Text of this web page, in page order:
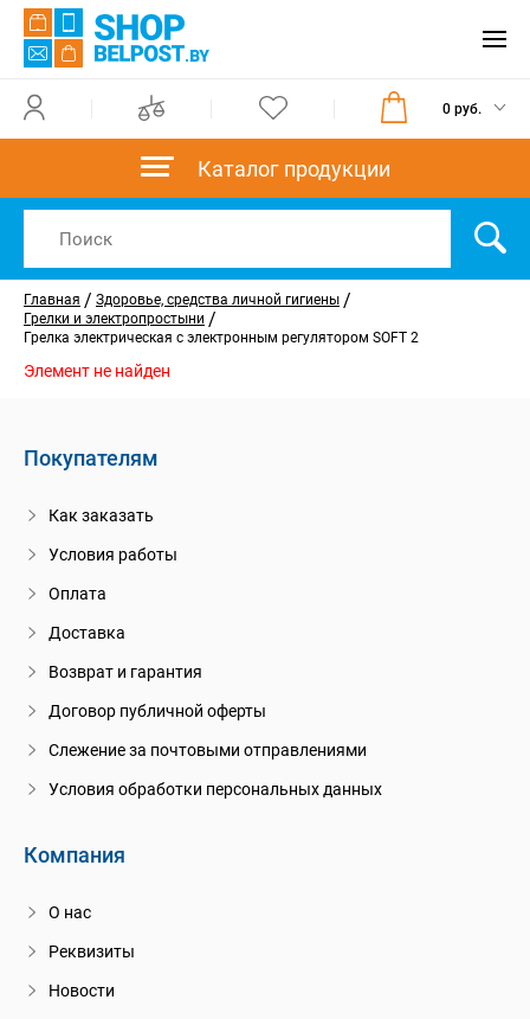
0 руб.
Каталог продукции
Главная / Здоровье, средства личной гигиены /
Грелки и электропростыни /
Грелка электрическая c электронным регулятором SOFT 2
Элемент не найден
Покупателям
Как заказать
Условия работы
Оплата
Доставка
Возврат и гарантия
Договор публичной оферты
Слежение за почтовыми отправлениями
Условия обработки персональных данных
Компания
О нас
Реквизиты
Новости